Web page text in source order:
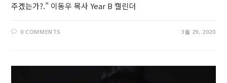
주겠는가?.” 이동우 목사 Year B 캘린더
0 COMMENTS 3월 29, 2020